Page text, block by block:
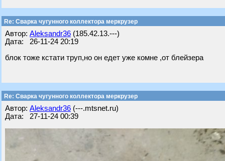
Re: Сварка чугунного коллектора меркрузер
Автор: Aleksandr36 (185.42.13.---)
Дата: 26-11-24 20:19
блок тоже кстати труп,но он едет уже комне ,от блейзера
Re: Сварка чугунного коллектора меркрузер
Автор: Aleksandr36 (---.mtsnet.ru)
Дата: 27-11-24 00:39